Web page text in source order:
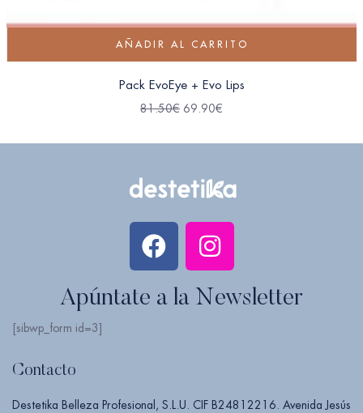
AÑADIR AL CARRITO
Pack EvoEye + Evo Lips
81.50€ 69.90€
Apúntate a la Newsletter
[sibwp_form id=3]
Contacto
Destetika Belleza Profesional, S.L.U. CIF B24812216. Avenida Jesús